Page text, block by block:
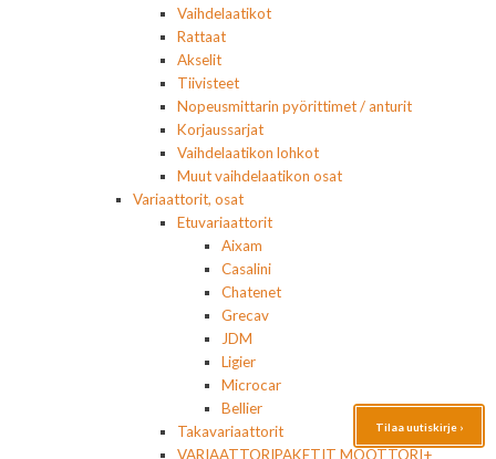
Vaihdelaatikot
Rattaat
Akselit
Tiivisteet
Nopeusmittarin pyörittimet / anturit
Korjaussarjat
Vaihdelaatikon lohkot
Muut vaihdelaatikon osat
Variaattorit, osat
Etuvariaattorit
Aixam
Casalini
Chatenet
Grecav
JDM
Ligier
Microcar
Bellier
Takavariaattorit
VARIAATTORIPAKETIT MOOTTORI+
Tilaa uutiskirje ›